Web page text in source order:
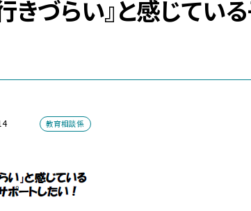
きづらい』と感じてい
教育相談係